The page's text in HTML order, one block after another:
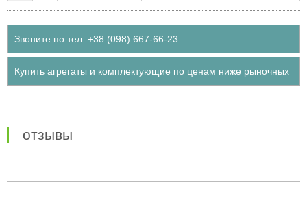
Звоните по тел: +38 (098) 667-66-23
Купить агрегаты и комплектующие по ценам ниже рыночных
отзывы